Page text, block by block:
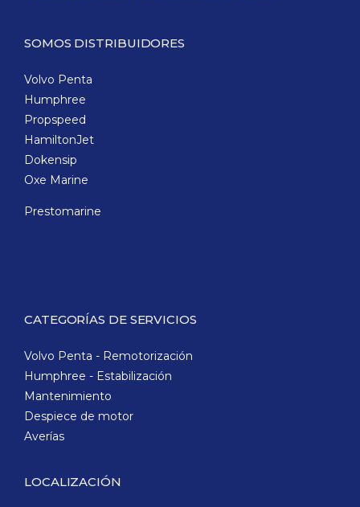
SOMOS DISTRIBUIDORES
Volvo Penta
Humphree
Propspeed
HamiltonJet
Dokensip
Oxe Marine
Prestomarine
CATEGORÍAS DE SERVICIOS
Volvo Penta - Remotorización
Humphree - Estabilización
Mantenimiento
Despiece de motor
Averías
LOCALIZACIÓN